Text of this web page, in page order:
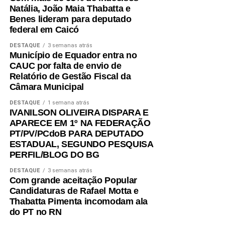
em relação ao cenário fiscal projetado para 2027. O
documento avalia que a previsão de superávit primário de
R$ 549,3 milhões é possível, porém depende de
premissas consideradas exigentes, como uma reversão
fiscal superior a R$ 2 bilhões em um único exercício,
redução expressiva das despesas de custeio, absorção
contínua do déficit previdenciário e da não concretização
Natália, João Maia Thabatta e
Benes lideram para deputado
federal em Caicó
DESTAQUE 3 semanas atrás
Município de Equador entra no
CAUC por falta de envio de
Relatório de Gestão Fiscal da
Câmara Municipal
DESTAQUE 1 semana atrás
IVANILSON OLIVEIRA DISPARA E
APARECE EM 1º NA FEDERAÇÃO
PT/PV/PCdoB PARA DEPUTADO
ESTADUAL, SEGUNDO PESQUISA
PERFIL/BLOG DO BG
DESTAQUE 3 semanas atrás
Com grande aceitação Popular
Candidaturas de Rafael Motta e
Thabatta Pimenta incomodam ala
do PT no RN